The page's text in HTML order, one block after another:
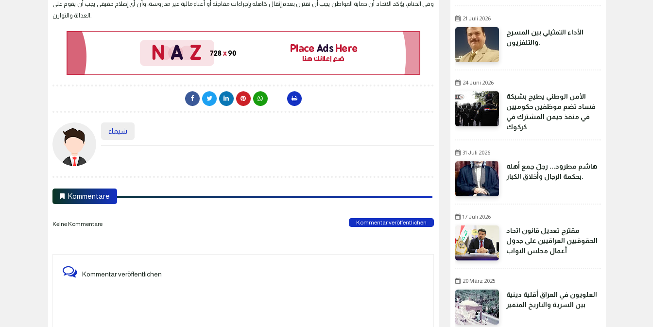
وفي الختام، يؤكد الاتحاد أن حماية المواطن يجب أن تقترن بعدم إثقال كاهله بإجراءات مفاجئة أو أعباء مالية غير مدروسة، وأن أي إصلاح حقيقي يجب أن يقوم على
العدالة والتوازن.
شيماء
Kommentare
Keine Kommentare Kommentar veröffentlichen
Kommentar veröffentlichen
21 Juli 2026
الأداء التمثيلي بين المسرح
والتلفزيون.
24 Juni 2026
الأمن الوطني يطيح بشبكة
فساد تضم موظفين حكوميين
في منفذ جيمن المشترك في
كركوك
31 Juli 2026
هاشم مطرود... رجلٌ جمع أهله
بحكمة الرجال وأخلاق الكبار.
17 Juli 2026
مقترح تعديل قانون اتحاد
الحقوقيين العراقيين على جدول
أعمال مجلس النواب
20 März 2025
العلويون في العراق أقلية دينية
بين السرية والتاريخ المتغير